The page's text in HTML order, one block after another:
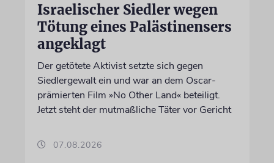
Israelischer Siedler wegen
Tötung eines Palästinensers
angeklagt
Der getötete Aktivist setzte sich gegen
Siedlergewalt ein und war an dem Oscar-
prämierten Film »No Other Land« beteiligt.
Jetzt steht der mutmaßliche Täter vor Gericht
07.08.2026